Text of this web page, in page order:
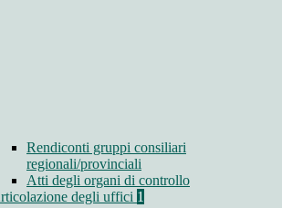
Rendiconti gruppi consiliari
regionali/provinciali
Atti degli organi di controllo
degli uffici 1